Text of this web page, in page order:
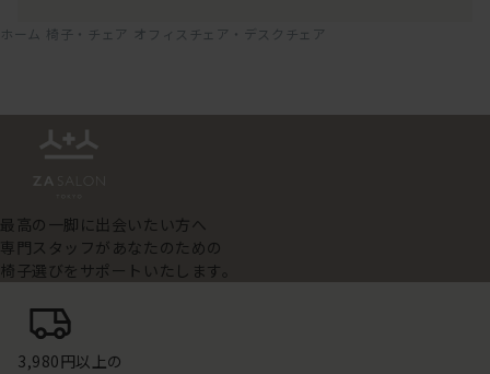
ホーム 椅子・チェア オフィスチェア・デスクチェア
最高の一脚に出会いたい方へ
専門スタッフがあなたのための
椅子選びをサポートいたします。
3,980円以上の